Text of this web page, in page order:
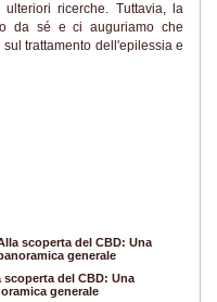
ricerche. Tuttavia, la
da sé e ci auguriamo che
trattamento dell'epilessia e
scoperta del CBD: Una
generale